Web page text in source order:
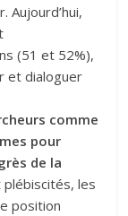
Aujourd’hui,
(51 et 52%),
et dialoguer
comme
pour
de la
plébiscités, les
position